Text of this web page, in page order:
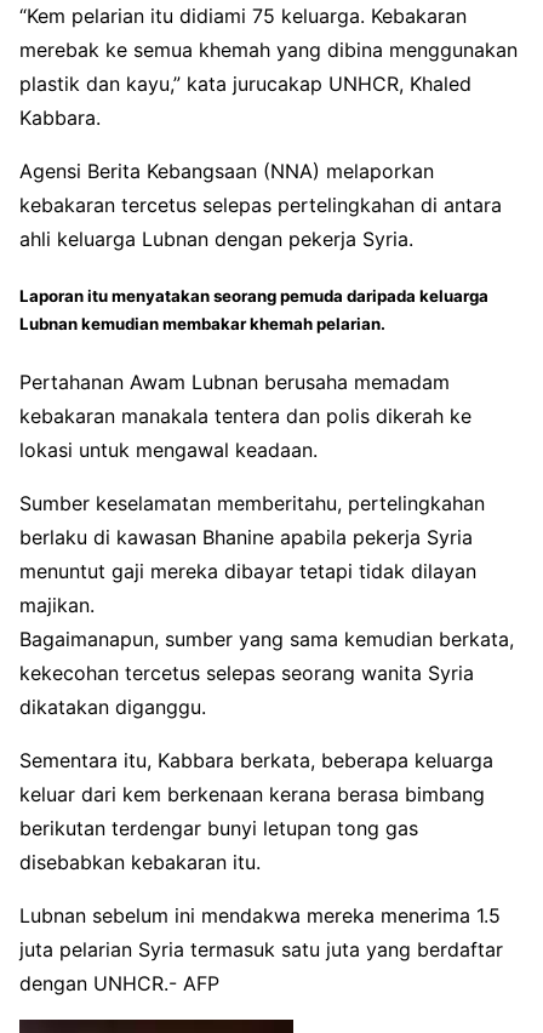
“Kem pelarian itu didiami 75 keluarga. Kebakaran
merebak ke semua khemah yang dibina menggunakan
plastik dan kayu,” kata jurucakap UNHCR, Khaled
Kabbara.
Agensi Berita Kebangsaan (NNA) melaporkan
kebakaran tercetus selepas pertelingkahan di antara
ahli keluarga Lubnan dengan pekerja Syria.
Laporan itu menyatakan seorang pemuda daripada keluarga
Lubnan kemudian membakar khemah pelarian.
Pertahanan Awam Lubnan berusaha memadam
kebakaran manakala tentera dan polis dikerah ke
lokasi untuk mengawal keadaan.
Sumber keselamatan memberitahu, pertelingkahan
berlaku di kawasan Bhanine apabila pekerja Syria
menuntut gaji mereka dibayar tetapi tidak dilayan
majikan.
Bagaimanapun, sumber yang sama kemudian berkata,
kekecohan tercetus selepas seorang wanita Syria
dikatakan diganggu.
Sementara itu, Kabbara berkata, beberapa keluarga
keluar dari kem berkenaan kerana berasa bimbang
berikutan terdengar bunyi letupan tong gas
disebabkan kebakaran itu.
Lubnan sebelum ini mendakwa mereka menerima 1.5
juta pelarian Syria termasuk satu juta yang berdaftar
dengan UNHCR.- AFP